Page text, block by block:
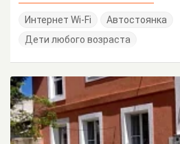
Интернет Wi-Fi
Автостоянка
Дети любого возраста